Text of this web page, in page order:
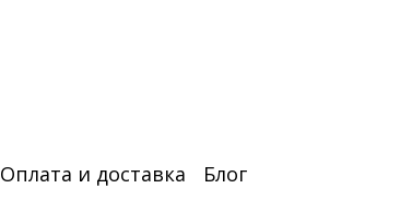
Оплата и доставка Блог